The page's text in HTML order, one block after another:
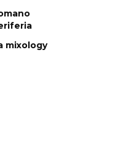
mixology